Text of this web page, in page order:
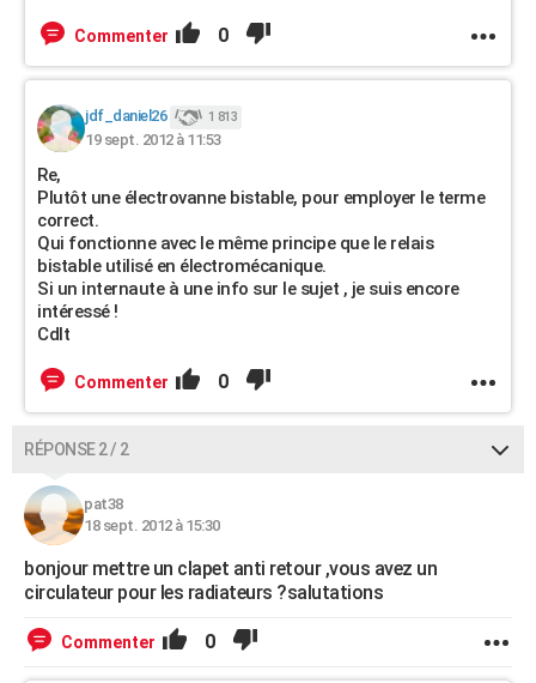
Commenter 0
jdf_daniel26 1 813
19 sept. 2012 à 11:53
Re,
Plutôt une électrovanne bistable, pour employer le terme
correct.
Qui fonctionne avec le même principe que le relais
bistable utilisé en électromécanique.
Si un internaute à une info sur le sujet , je suis encore
intéressé !
Cdlt
Commenter 0
RÉPONSE 2 / 2
pat38
18 sept. 2012 à 15:30
bonjour mettre un clapet anti retour ,vous avez un
circulateur pour les radiateurs ?salutations
Commenter 0